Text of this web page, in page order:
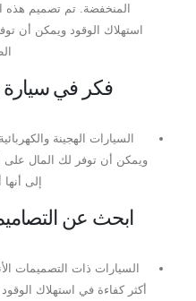
المنخفضة. تم تصميم هذه
استهلاك الوقود ويمكن أن
فكر في سيارة
السيارات الهجينة
ويمكن أن توفر لك المال على
إلى
ابحث عن التصاميم
السيارات ذات التصميمات
أكثر كفاءة في استهلاك الوقود